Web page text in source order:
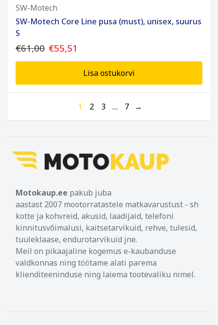
SW-Motech
SW-Motech Core Line pusa (must), unisex, suurus
S
€61,00 €55,51
Lisa ostukorvi
1 2 3 … 7 →
Motokaup.ee pakub juba
aastast 2007 mootorratastele matkavarustust - sh
kotte ja kohvreid, akusid, laadijaid, telefoni
kinnitusvõimalusi, kaitsetarvikuid, rehve, tulesid,
tuuleklaase, endurotarvikuid jne.
Meil on pikaajaline kogemus e-kaubanduse
valdkonnas ning töötame alati parema
klienditeeninduse ning laiema tootevaliku nimel.